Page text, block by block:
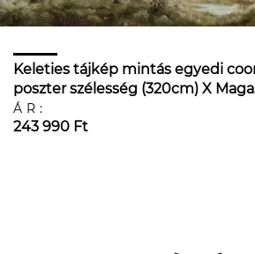
Keleties tájkép mintás egyedi
poszter szélesség (320cm) X
vinyl
ÁR:
243 990 Ft